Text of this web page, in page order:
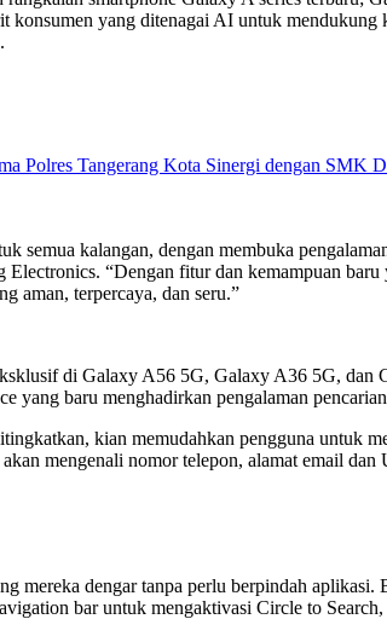
yang ditenagai AI untuk
Polres Tangerang Kota Sinergi dengan SMK
semua kalangan, dengan membuka
“Dengan fitur dan kemampuan
aman, terpercaya, dan seru.”
di Galaxy A56 5G, Galaxy A36 5G,
baru menghadirkan pengalaman
kian memudahkan pengguna untuk
mengenali nomor telepon, alamat email
mereka dengar tanpa perlu berpindah
bar untuk mengaktivasi Circle to